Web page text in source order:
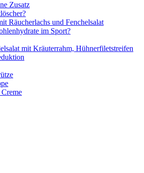
Zusatz
Räucherlachs und Fenchelsalat
im Sport?
mit Kräuterrahm, Hühnerfiletstreifen